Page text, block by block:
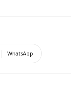
WhatsApp